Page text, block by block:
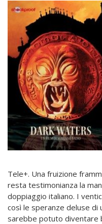
Tele+. Una fruizione
resta testimonianza la
doppiaggio italiano. I
così le speranze deluse
sarebbe potuto diventare